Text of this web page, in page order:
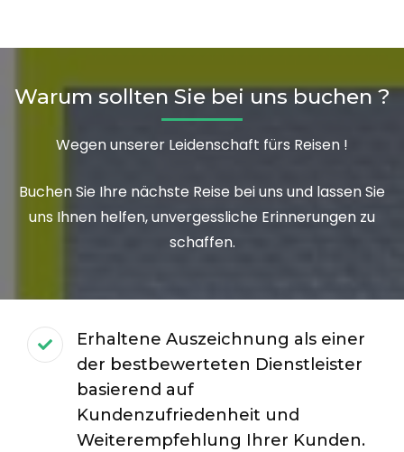
Warum sollten Sie bei uns buchen ?
Wegen unserer Leidenschaft fürs Reisen !
Buchen Sie Ihre nächste Reise bei uns und lassen Sie
uns Ihnen helfen, unvergessliche Erinnerungen zu
schaffen.
Erhaltene Auszeichnung als einer
der bestbewerteten Dienstleister
basierend auf
Kundenzufriedenheit und
Weiterempfehlung Ihrer Kunden.